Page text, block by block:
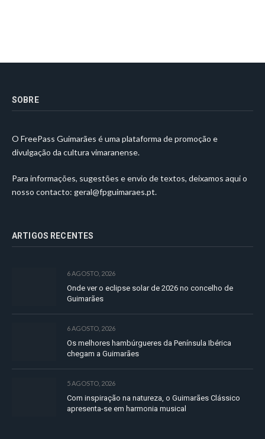
SOBRE
O FreePass Guimarães é uma plataforma de promoção e
divulgação da cultura vimaranense.
Para informações, sugestões e envio de textos, deixamos aqui o
nosso contacto: geral@fpguimaraes.pt.
ARTIGOS RECENTES
6 AGOSTO, 2026
Onde ver o eclipse solar de 2026 no concelho de
Guimarães
6 AGOSTO, 2026
Os melhores hambúrgueres da Península Ibérica
chegam a Guimarães
5 AGOSTO, 2026
Com inspiração na natureza, o Guimarães Clássico
apresenta-se em harmonia musical